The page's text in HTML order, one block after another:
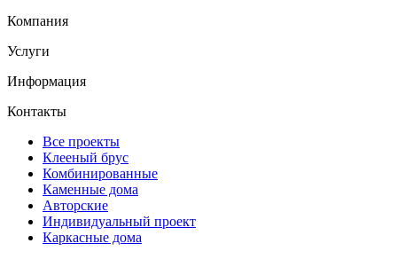
Компания
Услуги
Информация
Контакты
Все проекты
Клееный брус
Комбинированные
Каменные дома
Авторские
Индивидуальный проект
Каркасные дома